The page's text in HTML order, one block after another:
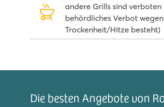
andere Grills sind verboten
behördliches Verbot wegen
Trockenheit/Hitze besteht)
Die besten Angebote von